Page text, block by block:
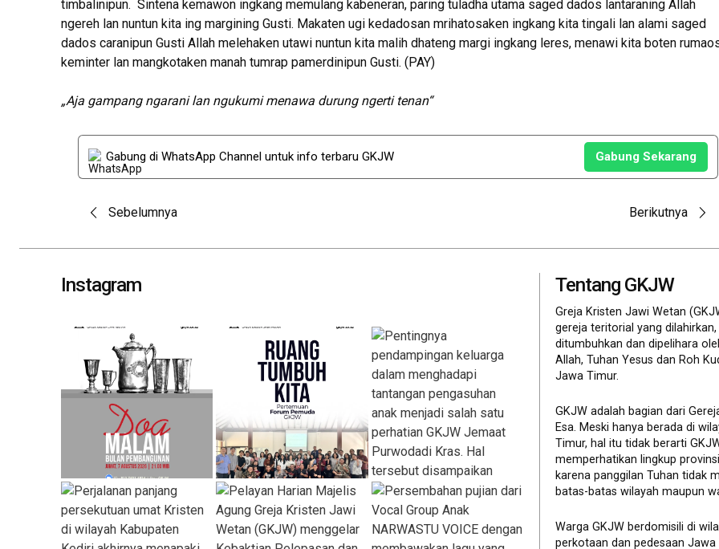
timbalinipun. Sintena kemawon ingkang memulang kabeneran, paring tuladha utama saged dados lantaraning Allah
ngereh lan nuntun kita ing margining Gusti. Makaten ugi kedadosan mrihatosaken ingkang kita tingali lan alami saged
dados caranipun Gusti Allah melehaken utawi nuntun kita malih dhateng margi ingkang leres, menawi kita boten
keminter lan mangkotaken manah tumrap pamerdinipun Gusti. (PAY)
„Aja gampang ngarani lan ngukumi menawa durung ngerti tenan“
Gabung di WhatsApp Channel untuk info terbaru GKJW Gabung Sekarang
Post
navigation
Sebelumnya Berikutnya
Instagram Tentang GKJW
Greja Kristen Jawi Wetan
gereja teritorial yang dilahirkan,
ditumbuhkan dan dipelihara
Allah, Tuhan Yesus dan Roh
Jawa Timur.
GKJW adalah bagian dari
Esa. Meski hanya berada di
Timur, hal itu tidak berarti
memperhatikan lingkup
karena panggilan Tuhan tidak
batas-batas wilayah maupun
Warga GKJW berdomisili di
perkotaan dan pedesaan Jawa